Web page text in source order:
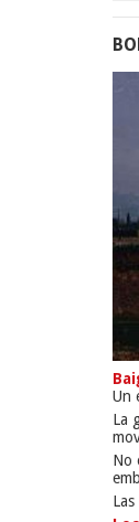
Un
La
No